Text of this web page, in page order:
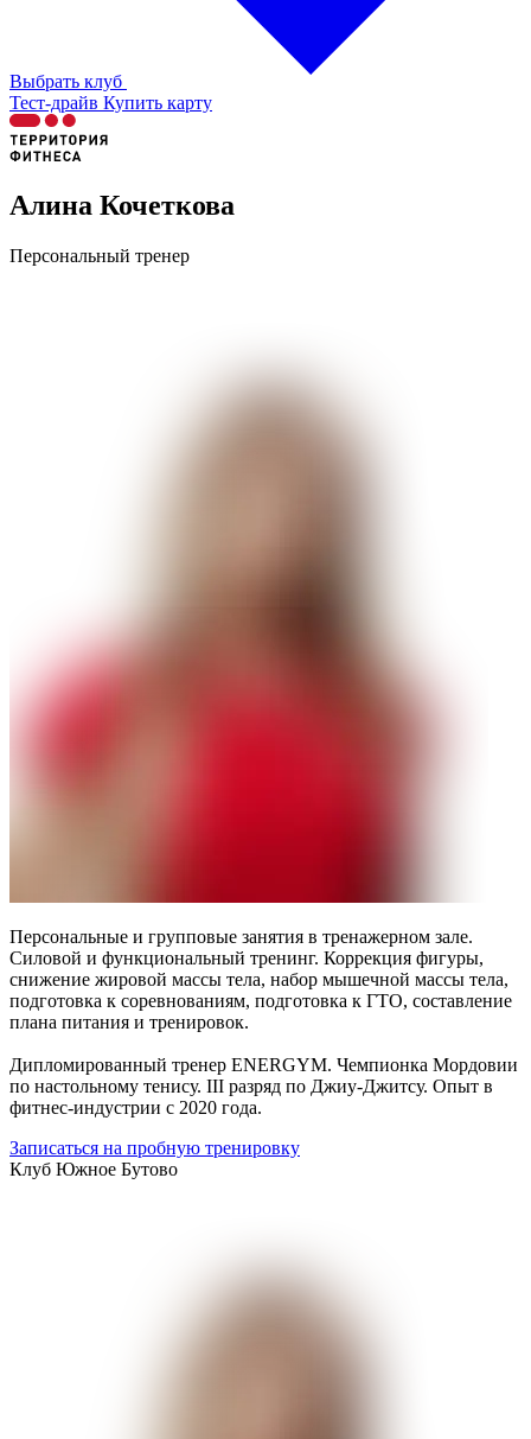
Выбрать клуб
Тест-драйв Купить карту
Алина Кочеткова
Персональный тренер
Персональные и групповые занятия в тренажерном зале.
Силовой и функциональный тренинг. Коррекция фигуры,
снижение жировой массы тела, набор мышечной массы тела,
подготовка к соревнованиям, подготовка к ГТО, составление
плана питания и тренировок.
Дипломированный тренер ENERGYM. Чемпионка Мордовии
по настольному тенису. III разряд по Джиу-Джитсу. Опыт в
фитнес-индустрии с 2020 года.
Записаться на пробную тренировку
Клуб Южное Бутово